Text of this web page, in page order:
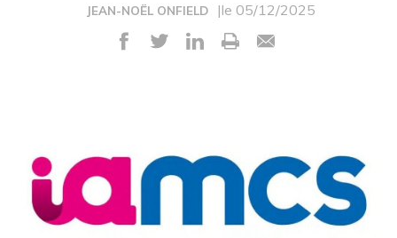
JEAN-NOËL ONFIELD |le 05/12/2025